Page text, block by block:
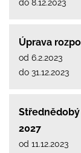
Úprava
od 6.2.2023
do 31.12.2023
2027
od 11.12.2023